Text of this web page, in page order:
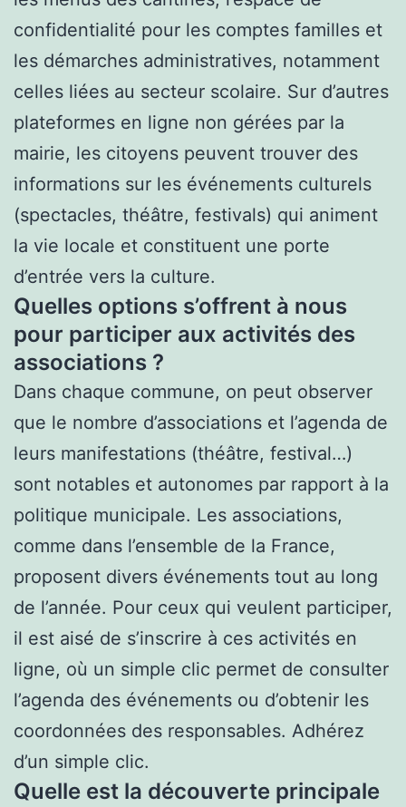
confidentialité pour les comptes familles et
les démarches administratives, notamment
celles liées au secteur scolaire. Sur d’autres
plateformes en ligne non gérées par la
mairie, les citoyens peuvent trouver des
informations sur les événements culturels
(spectacles, théâtre, festivals) qui animent
la vie locale et constituent une porte
d’entrée vers la culture.
Quelles options s’offrent à nous
pour participer aux activités des
associations ?
Dans chaque commune, on peut observer
que le nombre d’associations et l’agenda de
leurs manifestations (théâtre, festival…)
sont notables et autonomes par rapport à la
politique municipale. Les associations,
comme dans l’ensemble de la France,
proposent divers événements tout au long
de l’année. Pour ceux qui veulent participer,
il est aisé de s’inscrire à ces activités en
ligne, où un simple clic permet de consulter
l’agenda des événements ou d’obtenir les
coordonnées des responsables. Adhérez
d’un simple clic.
Quelle est la découverte principale